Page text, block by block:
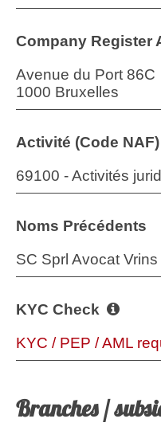
Company Register
Avenue du Port 86C
1000 Bruxelles
Activité (Code NAF)
69100 - Activités
Noms Précédents
SC Sprl Avocat Vrins
KYC Check
KYC / PEP / AML
Branches /